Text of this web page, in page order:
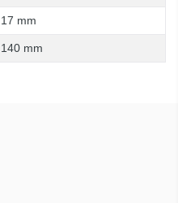
17 mm
140 mm